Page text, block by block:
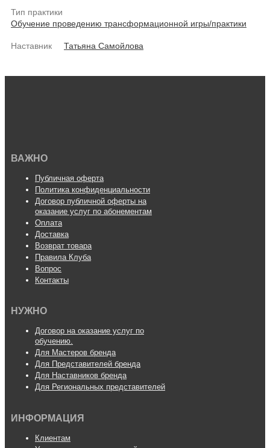
Тип практики
Обучение проведению трансформационной игры/практики
Наставник Татьяна Самойлова
ВАЖНО
Публичная оферта
Политика конфиденциальности
Договор публичной оферты на
оказание услуг по абонементам
Оплата
Доставка
Возврат товара
Правила Клуба
Вопрос
Контакты
НУЖНО
Договор на оказание услуг по
обучению.
Для Мастеров бренда
Для Представителей бренда
Для Наставников бренда
Для Региональных представителей
ИНФОРМАЦИЯ
Клиентам